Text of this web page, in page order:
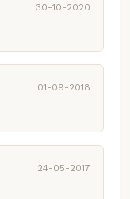
30-10-2020
01-09-2018
24-05-2017